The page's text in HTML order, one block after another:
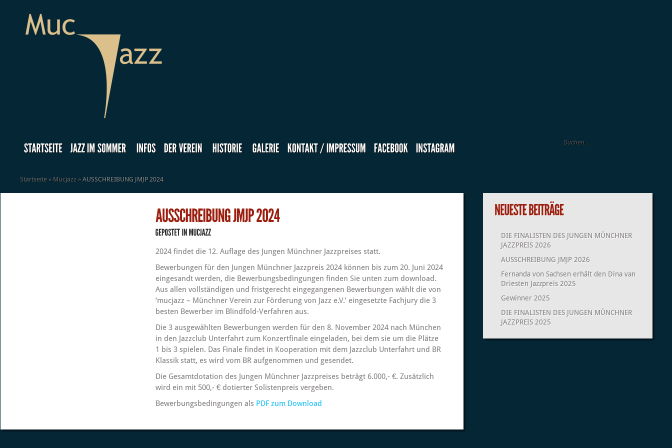
Startseite » Mucjazz » AUSSCHREIBUNG JMJP 2024
2024 findet die 12. Auflage des Jungen Münchner Jazzpreises statt.
Bewerbungen für den Jungen Münchner Jazzpreis 2024 können bis zum 20. Juni 2024
eingesandt werden, die Bewerbungsbedingungen finden Sie unten zum download.
Aus allen vollständigen und fristgerecht eingegangenen Bewerbungen wählt die von
‘mucjazz – Münchner Verein zur Förderung von Jazz e.V.’ eingesetzte Fachjury die 3
besten Bewerber im Blindfold-Verfahren aus.
Die 3 ausgewählten Bewerbungen werden für den 8. November 2024 nach München
in den Jazzclub Unterfahrt zum Konzertfinale eingeladen, bei dem sie um die Plätze
1 bis 3 spielen. Das Finale findet in Kooperation mit dem Jazzclub Unterfahrt und BR
Klassik statt, es wird vom BR aufgenommen und gesendet.
Die Gesamtdotation des Jungen Münchner Jazzpreises beträgt 6.000,- €. Zusätzlich
wird ein mit 500,- € dotierter Solistenpreis vergeben.
Bewerbungsbedingungen als PDF zum Download
DIE FINALISTEN DES JUNGEN MÜNCHNER
JAZZPREIS 2026
AUSSCHREIBUNG JMJP 2026
Fernanda von Sachsen erhält den Dina van
Driesten Jazzpreis 2025
Gewinner 2025
DIE FINALISTEN DES JUNGEN MÜNCHNER
JAZZPREIS 2025